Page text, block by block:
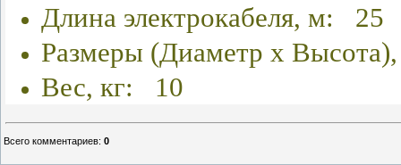
Длина электрокабеля, м: 25
Размеры (Диаметр х
Вес, кг: 10
Всего комментариев: 0